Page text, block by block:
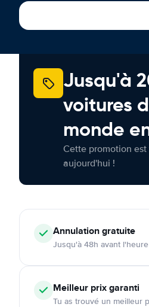
Jusqu'à
voitures
monde
Cette promotion
aujourd'hui !
Annulationgratuite
Jusqu'à 48h avant
Meilleur prix garanti
Tu as trouvé un meilleur